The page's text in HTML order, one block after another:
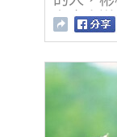
有貴人送